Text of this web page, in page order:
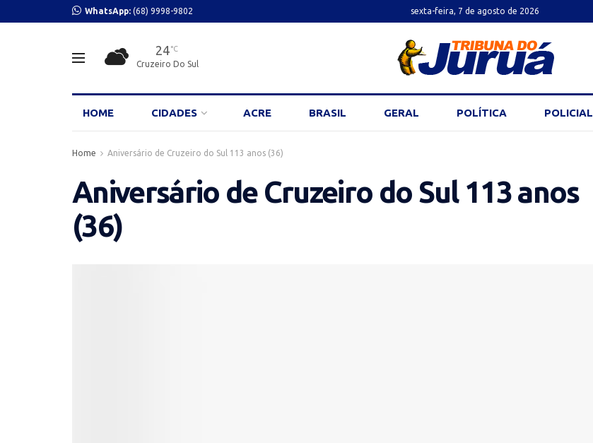
WhatsApp: (68) 9998-9802 sexta-feira, 7 de agosto de 2026
24 °C
Cruzeiro Do Sul
HOME CIDADES ACRE BRASIL GERAL POLÍTICA POLICIAL
Home Aniversário de Cruzeiro do Sul 113 anos (36)
Aniversário de Cruzeiro do Sul 113 anos
(36)